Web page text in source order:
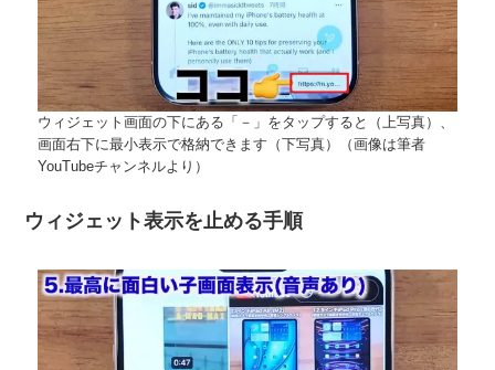
ウィジェット画面の下にある「－」をタップすると（上写真）、
画面右下に最小表示で格納できます（下写真）（画像は筆者
YouTubeチャンネルより）
ウィジェット表示を止める手順